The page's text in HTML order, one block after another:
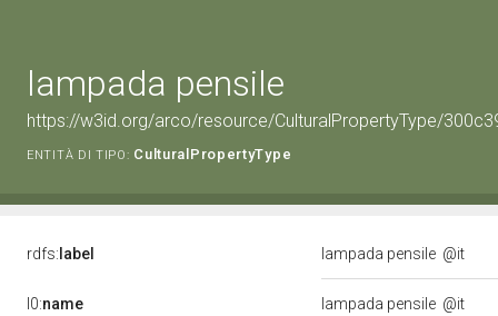
lampada pensile
https://w3id.org/arco/resource/CulturalPropertyType/
ENTITÀ DI TIPO: CulturalPropertyType
rdfs: label lampada pensile @it
l0:name lampada pensile @it